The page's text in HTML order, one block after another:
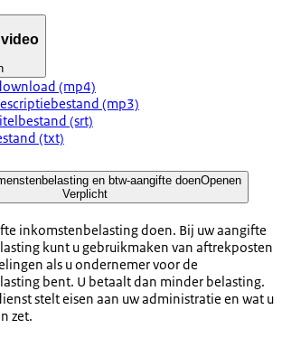
(mp4)
(mp3)
(srt)
(txt)
en btw-aangifte doenOpenen
Verplicht
inkomstenbelasting doen. Bij uw aangifte
kunt u gebruikmaken van aftrekposten
als u ondernemer voor de
bent. U betaalt dan minder belasting.
stelt eisen aan uw administratie en wat u
zet.